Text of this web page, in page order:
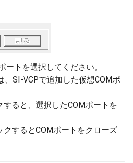
ートを選択してください。
、SI-VCPで追加した仮想COMポ
すると、選択したCOMポートを
クするとCOMポートをクローズ